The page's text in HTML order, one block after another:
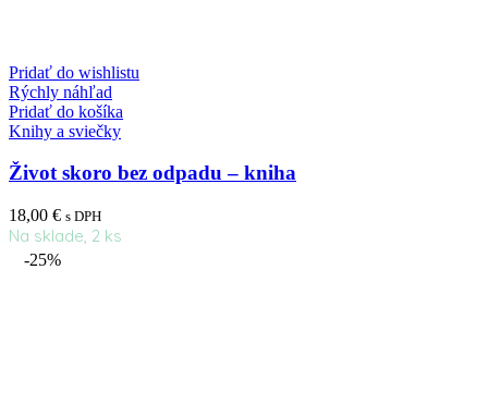
Pridať do wishlistu
Rýchly náhľad
Pridať do košíka
Knihy a sviečky
Život skoro bez odpadu – kniha
18,00 € s DPH
Na sklade, 2 ks
-25%